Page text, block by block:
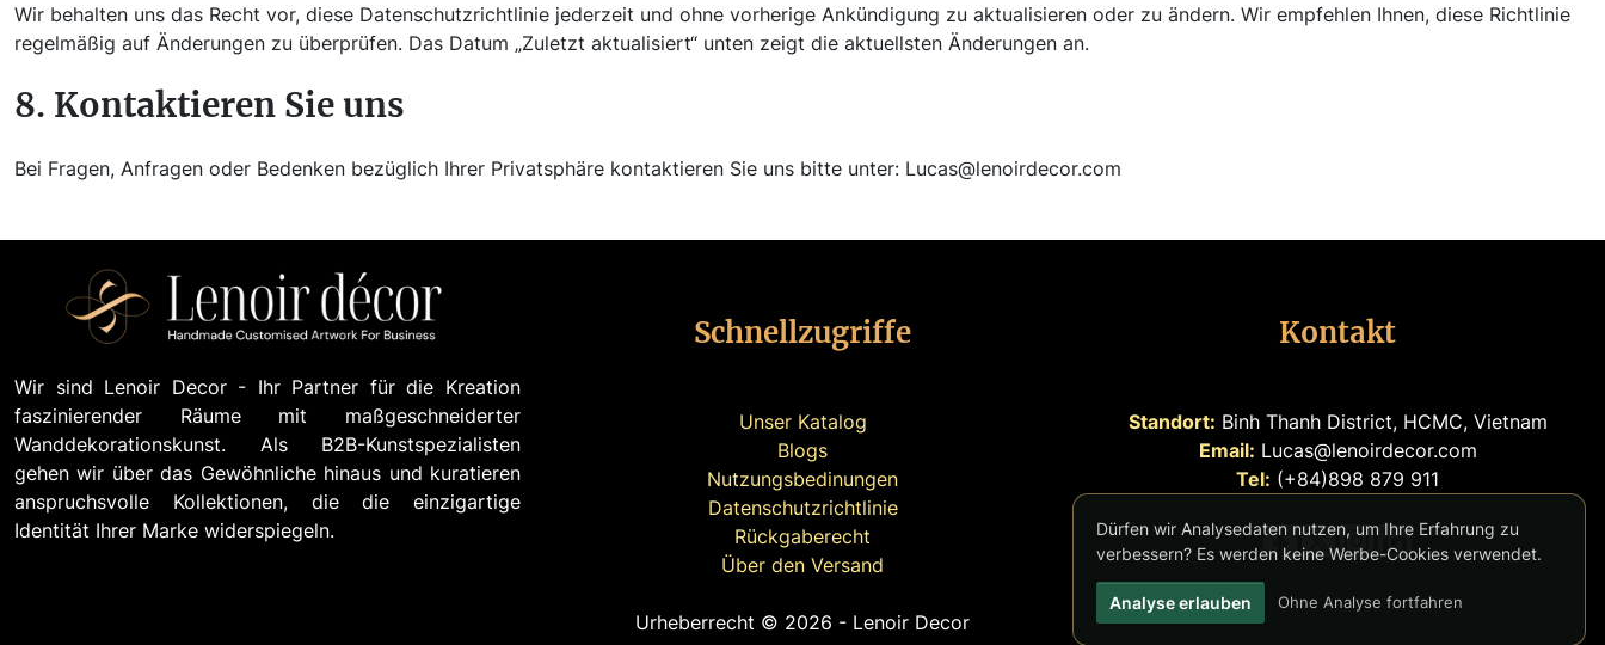
Wir behalten uns das Recht vor, diese Datenschutzrichtlinie jederzeit und ohne vorherige Ankündigung zu aktualisieren oder zu ändern. Wir empfehlen Ihnen, diese Richtlinie
regelmäßig auf Änderungen zu überprüfen. Das Datum „Zuletzt aktualisiert“ unten zeigt die aktuellsten Änderungen an.
8. Kontaktieren Sie uns
Bei Fragen, Anfragen oder Bedenken bezüglich Ihrer Privatsphäre kontaktieren Sie uns bitte unter: Lucas@lenoirdecor.com
Wir sind Lenoir Decor - Ihr Partner für die Kreation
faszinierender Räume mit maßgeschneiderter
Wanddekorationskunst. Als B2B-Kunstspezialisten
gehen wir über das Gewöhnliche hinaus und kuratieren
anspruchsvolle Kollektionen, die die einzigartige
Identität Ihrer Marke widerspiegeln.
Schnellzugriffe
Unser Katalog
Blogs
Nutzungsbedinungen
Datenschutzrichtlinie
Rückgaberecht
Über den Versand
Kontakt
Standort: Binh Thanh District, HCMC, Vietnam
Email: Lucas@lenoirdecor.com
Tel: (+84)898 879 911
Urheberrecht © 2026 - Lenoir Decor
Dürfen wir Analysedaten nutzen, um Ihre Erfahrung zu
verbessern? Es werden keine Werbe-Cookies verwendet.
Analyse erlauben Ohne Analyse fortfahren